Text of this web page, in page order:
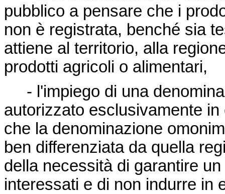
pubblico a pensare che i
non è registrata, benché sia
attiene al territorio, alla
prodotti agricoli o alimentari,
- l'impiego di una
autorizzato esclusivamente
che la denominazione
ben differenziata da quella
della necessità di garantire
interessati e di non indurre in